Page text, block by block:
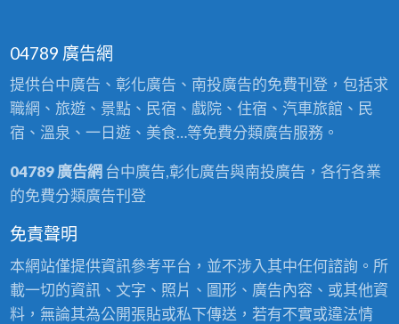
04789 廣告網
提供台中廣告、彰化廣告、南投廣告的免費刊登，包括求
職網、旅遊、景點、民宿、戲院、住宿、汽車旅館、民
宿、溫泉、一日遊、美食…等免費分類廣告服務。
04789 廣告網 台中廣告,彰化廣告與南投廣告，各行各業
的免費分類廣告刊登
免責聲明
本網站僅提供資訊參考平台，並不涉入其中任何諮詢。所
載一切的資訊、文字、照片、圖形、廣告內容、或其他資
料，無論其為公開張貼或私下傳送，若有不實或違法情